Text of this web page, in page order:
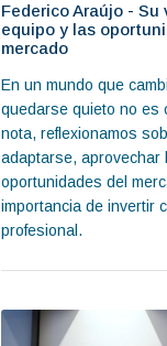
Federico Araújo - Su
equipo y las
mercado
En un mundo que
quedarse quieto no es
nota, reflexionamos
adaptarse, aprovechar
oportunidades del
importancia de invertir
profesional.